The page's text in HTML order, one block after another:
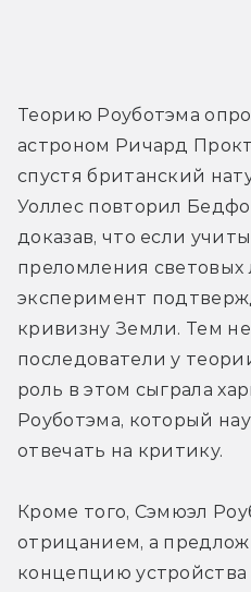
Теорию Роуботэма
астроном Ричард
спустя британский
Уоллес повторил
доказав, что если
преломления световых
эксперимент
кривизну Земли. Тем
последователи у
роль в этом сыграла
Роуботэма, который
отвечать на критику.
Кроме того, Сэмюэл
отрицанием, а
концепцию устройства